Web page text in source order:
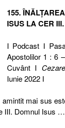
155.
ISUS LA CER
I Podcast I
Apostolilor 1 : 6
Cuvânt I
Iunie 2022 I
mai sus
III. Domnul Isus …